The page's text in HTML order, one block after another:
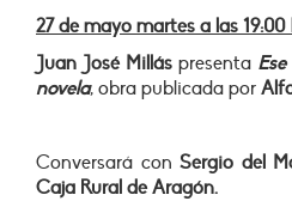
27 de mayo martes a las 19:00
Juan José Milláspresenta
novela, obra publicada por
Conversará conSergio del
Caja Rural de Aragón.